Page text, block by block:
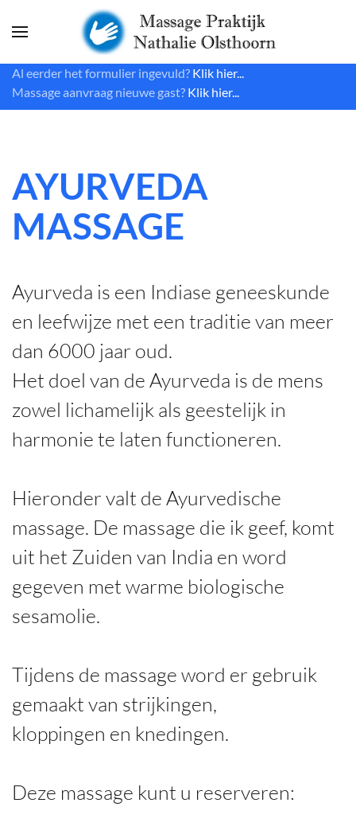
Skip to main content
Al eerder het formulier ingevuld? Klik hier...
Massage aanvraag nieuwe gast? Klik hier...
AYURVEDA
MASSAGE
Ayurveda is een Indiase geneeskunde
en leefwijze met een traditie van meer
dan 6000 jaar oud.
Het doel van de Ayurveda is de mens
zowel lichamelijk als geestelijk in
harmonie te laten functioneren.
Hieronder valt de Ayurvedische
massage. De massage die ik geef, komt
uit het Zuiden van India en word
gegeven met warme biologische
sesamolie.
Tijdens de massage word er gebruik
gemaakt van strijkingen,
kloppingen en knedingen.
Deze massage kunt u reserveren: